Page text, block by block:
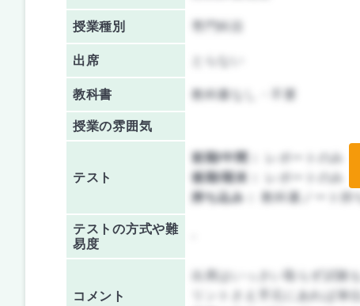
授業種別 専門科目
出席
教科書 教科書なし・不要
授業の雰囲気
テスト
前期/中間：
レポートのみ
後期/期末：
レポートのみ
持ち込み：
教科書ノート持
テストの方式や難
易度
コメント
出席はいっさい取らず試験
リントさえ手元にあれば単